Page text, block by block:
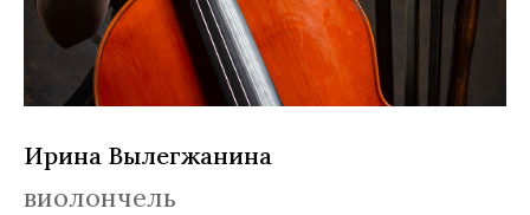
Ирина Вылегжанина
виолончель